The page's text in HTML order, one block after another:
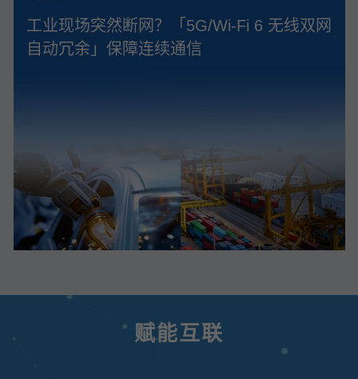
工业现场突然断网？「5G/Wi‑Fi 6 无线双网
自动冗余」保障连续通信
赋能互联